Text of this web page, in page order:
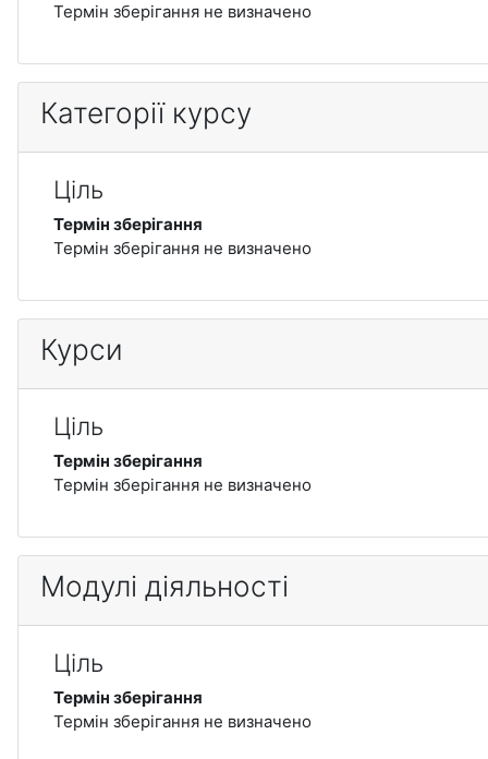
Термін зберігання не визначено
Категорії курсу
Ціль
Термін зберігання
Термін зберігання не визначено
Курси
Ціль
Термін зберігання
Термін зберігання не визначено
Модулі діяльності
Ціль
Термін зберігання
Термін зберігання не визначено